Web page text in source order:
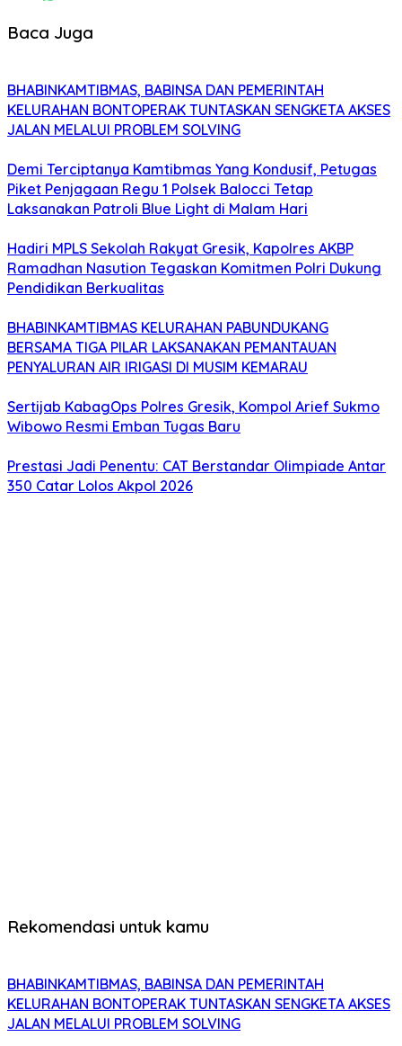
Baca Juga
BHABINKAMTIBMAS, BABINSA DAN PEMERINTAH
KELURAHAN BONTOPERAK TUNTASKAN SENGKETA AKSES
JALAN MELALUI PROBLEM SOLVING
Demi Terciptanya Kamtibmas Yang Kondusif, Petugas
Piket Penjagaan Regu 1 Polsek Balocci Tetap
Laksanakan Patroli Blue Light di Malam Hari
Hadiri MPLS Sekolah Rakyat Gresik, Kapolres AKBP
Ramadhan Nasution Tegaskan Komitmen Polri Dukung
Pendidikan Berkualitas
BHABINKAMTIBMAS KELURAHAN PABUNDUKANG
BERSAMA TIGA PILAR LAKSANAKAN PEMANTAUAN
PENYALURAN AIR IRIGASI DI MUSIM KEMARAU
Sertijab KabagOps Polres Gresik, Kompol Arief Sukmo
Wibowo Resmi Emban Tugas Baru
Prestasi Jadi Penentu: CAT Berstandar Olimpiade Antar
350 Catar Lolos Akpol 2026
Rekomendasi untuk kamu
BHABINKAMTIBMAS, BABINSA DAN PEMERINTAH
KELURAHAN BONTOPERAK TUNTASKAN SENGKETA AKSES
JALAN MELALUI PROBLEM SOLVING